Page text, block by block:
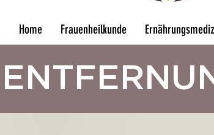
Home Frauenheilkunde